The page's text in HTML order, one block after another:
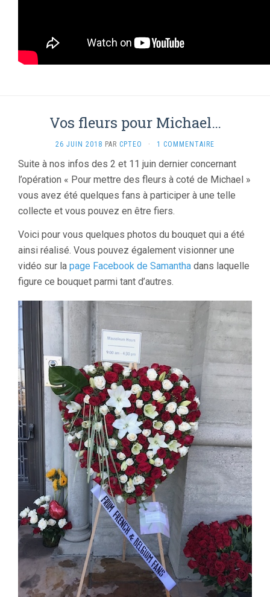
Vos fleurs pour Michael…
26 JUIN 2018 PAR CPTEO · 1 COMMENTAIRE
Suite à nos infos des 2 et 11 juin dernier concernant
l’opération « Pour mettre des fleurs à coté de Michael »
vous avez été quelques fans à participer à une telle
collecte et vous pouvez en être fiers.
Voici pour vous quelques photos du bouquet qui a été
ainsi réalisé. Vous pouvez également visionner une
vidéo sur la page Facebook de Samantha dans laquelle
figure ce bouquet parmi tant d’autres.